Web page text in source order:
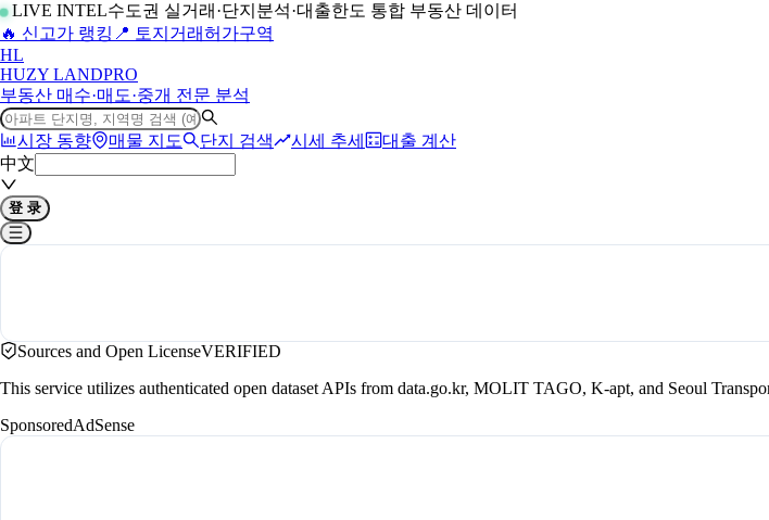
LIVE INTEL수도권 실거래·단지분석·대출한도 통합 부동산 데이터
🔥 신고가 랭킹 📍 토지거래허가구역
HL
HUZY LANDPRO
부동산 매수·매도·중개 전문 분석
시장 동향 매물 지도 단지 검색 시세 추세
대출 계산
中文
登 录
Sources and Open LicenseVERIFIED
This service utilizes authenticated open dataset APIs from data.go.kr, MOLIT TAGO, K-apt, and Seoul
SponsoredAdSense